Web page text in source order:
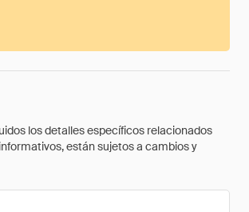
los detalles específicos relacionados
están sujetos a cambios y